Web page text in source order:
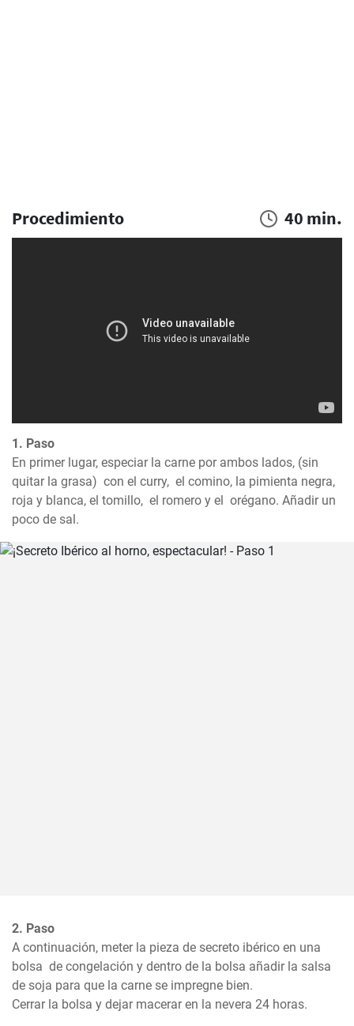
Procedimiento 40 min.
1. Paso
En primer lugar, especiar la carne por ambos lados, (sin
quitar la grasa)  con el curry,  el comino, la pimienta negra,
roja y blanca, el tomillo,  el romero y el  orégano. Añadir un
poco de sal.
2. Paso
A continuación, meter la pieza de secreto ibérico en una
bolsa  de congelación y dentro de la bolsa añadir la salsa
de soja para que la carne se impregne bien.
Cerrar la bolsa y dejar macerar en la nevera 24 horas.